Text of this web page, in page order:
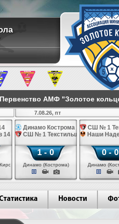
Первенство АМФ "Золотое
14
7.08.26, пт
Динамо Кострома 14
СШ № 1 Текстильщик 14
1 - 0
Динамо (Кострома)
СШ № 1
Наши
0 - 0
Динамо
Новости